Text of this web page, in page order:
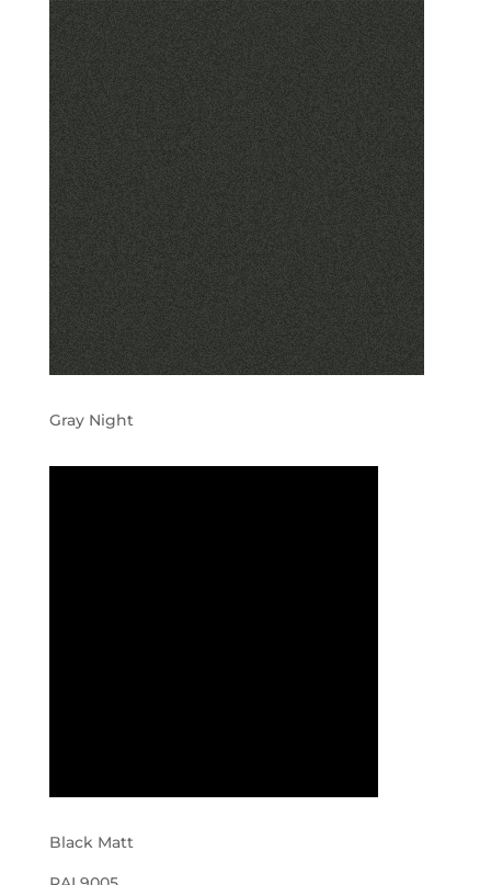
Gray Night
Black Matt